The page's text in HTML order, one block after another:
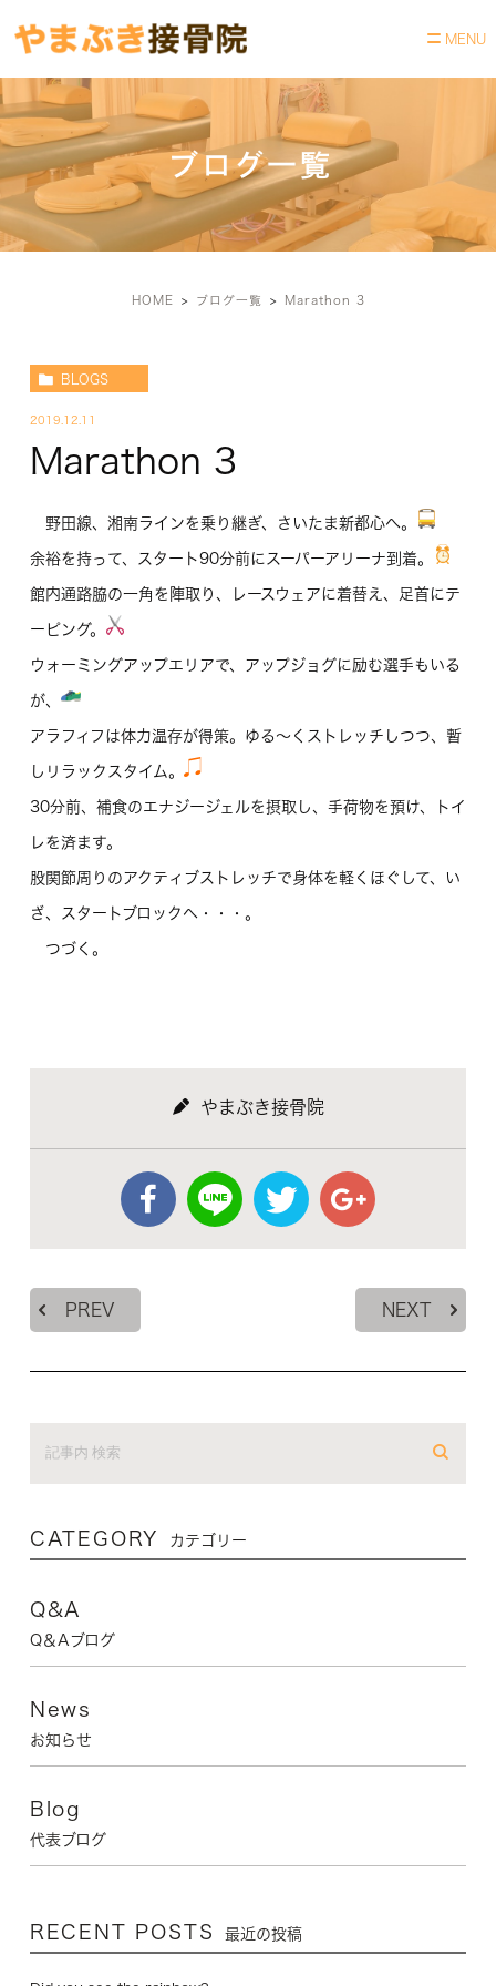
ブログ一覧
HOME ブログ一覧 Marathon 3
BLOGS
2019.12.11
Marathon 3
野田線、湘南ラインを乗り継ぎ、さいたま新都心へ。
余裕を持って、スタート90分前にスーパーアリーナ到着。
館内通路脇の一角を陣取り、レースウェアに着替え、足首にテ
ーピング。
ウォーミングアップエリアで、アップジョグに励む選手もいる
が、
アラフィフは体力温存が得策。ゆる～くストレッチしつつ、暫
しリラックスタイム。
30分前、補食のエナジージェルを摂取し、手荷物を預け、トイ
レを済ます。
股関節周りのアクティブストレッチで身体を軽くほぐして、い
ざ、スタートブロックへ・・・。
つづく。
やまぶき接骨院
PREV NEXT
CATEGORY カテゴリー
Q&A
Q＆Aブログ
News
お知らせ
Blog
代表ブログ
RECENT POSTS 最近の投稿